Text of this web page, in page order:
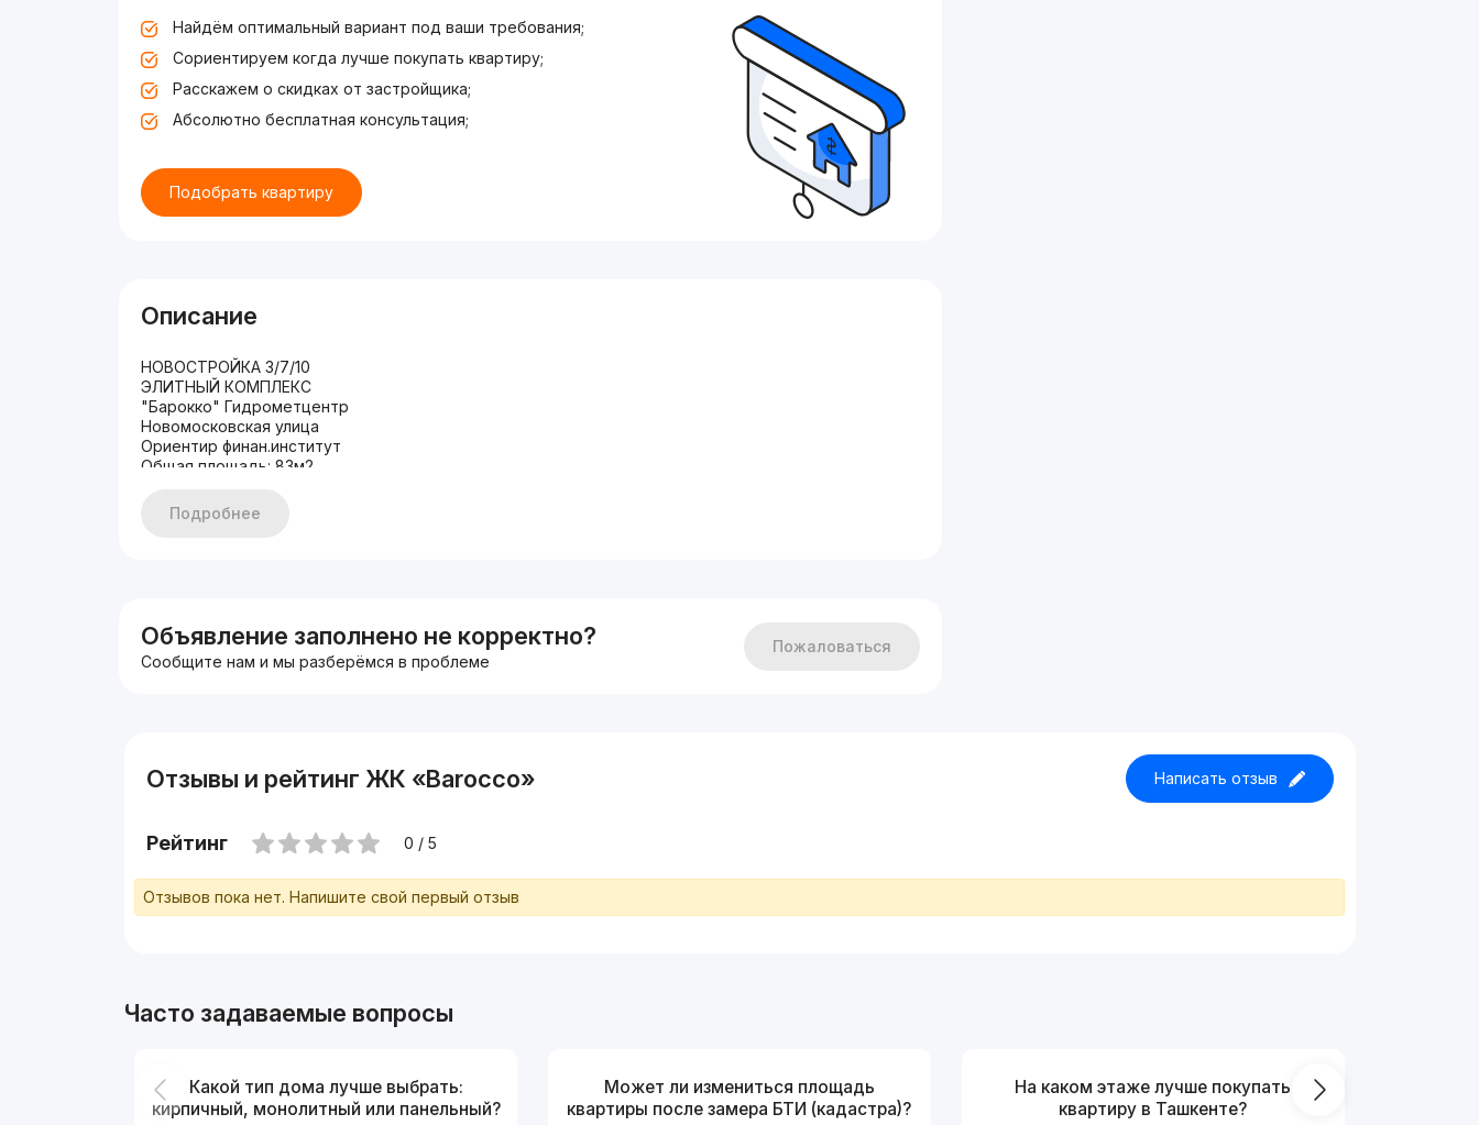
Найдём оптимальный вариант под ваши требования;
Сориентируем когда лучше покупать квартиру;
Расскажем о скидках от застройщика;
Абсолютно бесплатная консультация;
Подобрать квартиру
Описание
НОВОСТРОЙКА 3/7/10
ЭЛИТНЫЙ КОМПЛЕКС
"Барокко" Гидрометцентр
Новомосковская улица
Ориентир финан.институт
Общая площадь: 83м2
Дизайнерский ремонт
Мебелью и ТЕХНИКОЙ
Подробнее
Объявление заполнено не корректно?
Сообщите нам и мы разберёмся в проблеме
Пожаловаться
Отзывы и рейтинг ЖК «Barocco» Написать отзыв
Рейтинг 0 / 5
Отзывов пока нет. Напишите свой первый отзыв
Часто задаваемые вопросы
Какой тип дома лучше выбрать:
кирпичный, монолитный или панельный?
Может ли измениться площадь
квартиры после замера БТИ (кадастра)?
На каком этаже лучше покупать
квартиру в Ташкенте?